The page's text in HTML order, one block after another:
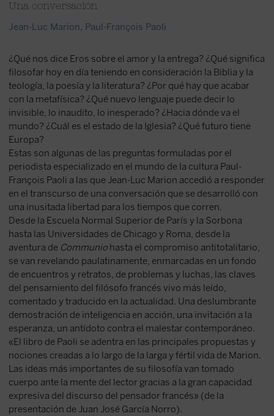
Una conversación
Jean-Luc Marion, Paul-François Paoli
¿Qué nos dice Eros sobre el amor y la entrega? ¿Qué significa
filosofar hoy en día teniendo en consideración la Biblia y la
teología, la poesía y la literatura? ¿Por qué hay que acabar
con la metafísica? ¿Qué nuevo lenguaje puede decir lo
invisible, lo inaudito, lo inesperado? ¿Hacia dónde va el
mundo? ¿Cuál es el estado de la Iglesia? ¿Qué futuro tiene
Europa?
Estas son algunas de las preguntas formuladas por el
periodista especializado en el mundo de la cultura Paul-
François Paoli a las que Jean-Luc Marion accedió a responder
en el transcurso de una conversación que se desarrolló con
una inusitada libertad para los tiempos que corren.
Desde la Escuela Normal Superior de París y la Sorbona
hasta las Universidades de Chicago y Roma, desde la
aventura de Communiohasta el compromiso antitotalitario,
se van revelando paulatinamente, enmarcadas en un fondo
de encuentros y retratos, de problemas y luchas, las claves
del pensamiento del filósofo francés vivo más leído,
comentado y traducido en la actualidad. Una deslumbrante
demostración de inteligencia en acción, una invitación a la
esperanza, un antídoto contra el malestar contemporáneo.
«El libro de Paoli se adentra en las principales propuestas y
nociones creadas a lo largo de la larga y fértil vida de Marion.
Las ideas más importantes de su filosofía van tomado
cuerpo ante la mente del lector gracias a la gran capacidad
expresiva del discurso del pensador francés» (de la
presentación de Juan José García Norro).